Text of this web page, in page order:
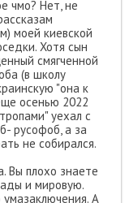
чмо? Нет, не
моей киевской
Хотя сын
смягченной
(в школу
"она к
осенью 2022
уехал с
русофоб, а за
не собирался.
Вы плохо знаете
и мировую.
А